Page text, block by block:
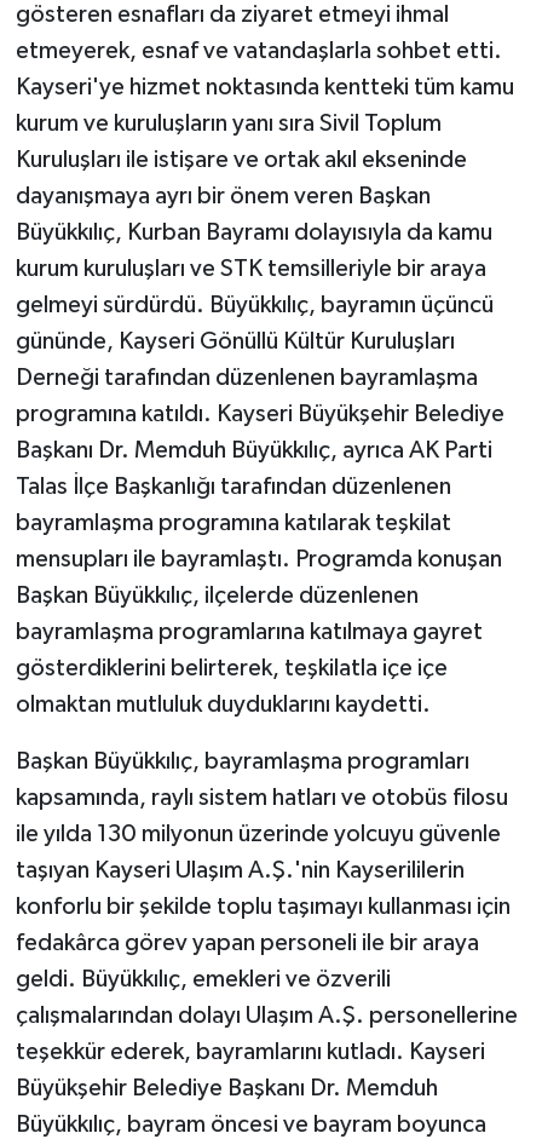
gösteren esnafları da ziyaret etmeyi ihmal
etmeyerek, esnaf ve vatandaşlarla sohbet etti.
Kayseri'ye hizmet noktasında kentteki tüm kamu
kurum ve kuruluşların yanı sıra Sivil Toplum
Kuruluşları ile istişare ve ortak akıl ekseninde
dayanışmaya ayrı bir önem veren Başkan
Büyükkılıç, Kurban Bayramı dolayısıyla da kamu
kurum kuruluşları ve STK temsilleriyle bir araya
gelmeyi sürdürdü. Büyükkılıç, bayramın üçüncü
gününde, Kayseri Gönüllü Kültür Kuruluşları
Derneği tarafından düzenlenen bayramlaşma
programına katıldı. Kayseri Büyükşehir Belediye
Başkanı Dr. Memduh Büyükkılıç, ayrıca AK Parti
Talas İlçe Başkanlığı tarafından düzenlenen
bayramlaşma programına katılarak teşkilat
mensupları ile bayramlaştı. Programda konuşan
Başkan Büyükkılıç, ilçelerde düzenlenen
bayramlaşma programlarına katılmaya gayret
gösterdiklerini belirterek, teşkilatla içe içe
olmaktan mutluluk duyduklarını kaydetti.
Başkan Büyükkılıç, bayramlaşma programları
kapsamında, raylı sistem hatları ve otobüs filosu
ile yılda 130 milyonun üzerinde yolcuyu güvenle
taşıyan Kayseri Ulaşım A.Ş.'nin Kayserililerin
konforlu bir şekilde toplu taşımayı kullanması için
fedakârca görev yapan personeli ile bir araya
geldi. Büyükkılıç, emekleri ve özverili
çalışmalarından dolayı Ulaşım A.Ş. personellerine
teşekkür ederek, bayramlarını kutladı. Kayseri
Büyükşehir Belediye Başkanı Dr. Memduh
Büyükkılıç, bayram öncesi ve bayram boyunca